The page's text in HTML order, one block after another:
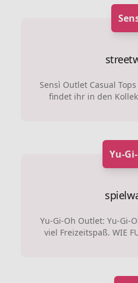
Sensì Outlet Casual
findet ihr in den
Yu-
Yu-Gi-Oh Outlet: Yu-Gi-
viel Freizeitspaß. WIE